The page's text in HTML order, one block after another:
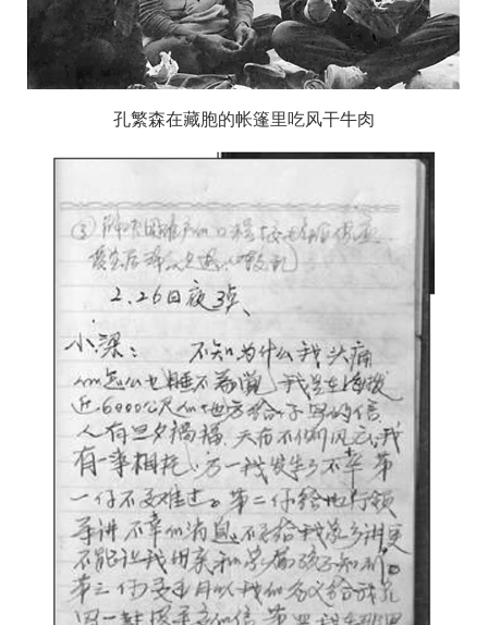
孔繁森在藏胞的帐篷里吃风干牛肉